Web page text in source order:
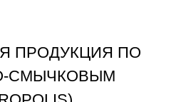
ПРОДУКЦИЯ ПО
СМЫЧКОВЫМ